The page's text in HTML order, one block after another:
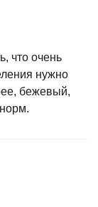
что очень
нужно
бежевый,